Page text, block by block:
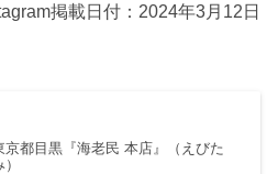
掲載日付：2024年3月12日
京都目黒『海老民 本店』（えびた